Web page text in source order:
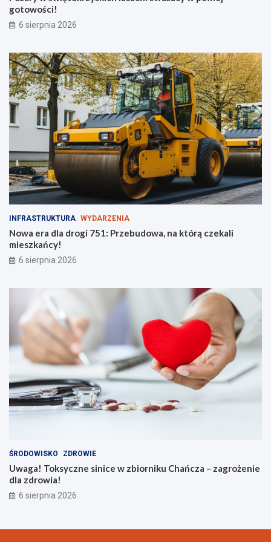
ł
o
d
e
ż
y
j
g
o
w
o
ś
c
i
gotowości!
6 sierpnia 2026
INFRASTRUKTURA WYDARZENIA
Nowa era dla drogi 751: Przebudowa, na którą czekali
mieszkańcy!
6 sierpnia 2026
ŚRODOWISKO ZDROWIE
Uwaga! Toksyczne sinice w zbiorniku Chańcza – zagrożenie
dla zdrowia!
6 sierpnia 2026